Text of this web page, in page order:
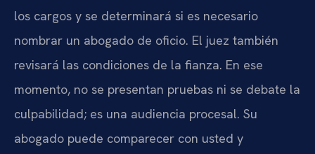
los cargos y se determinará si es necesario
nombrar un abogado de oficio. El juez también
revisará las condiciones de la fianza. En ese
momento, no se presentan pruebas ni se debate la
culpabilidad; es una audiencia procesal. Su
abogado puede comparecer con usted y